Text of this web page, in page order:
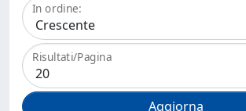
In ordine:
Risultati/Pagina